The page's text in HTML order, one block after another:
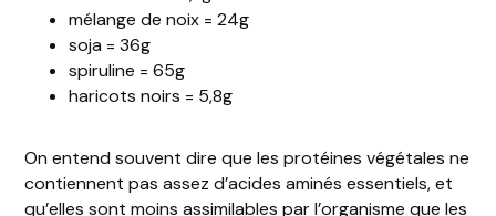
mélange de noix = 24g
soja = 36g
spiruline = 65g
haricots noirs = 5,8g
On entend souvent dire que les protéines végétales ne
contiennent pas assez d’acides aminés essentiels, et
qu’elles sont moins assimilables par l’organisme que les